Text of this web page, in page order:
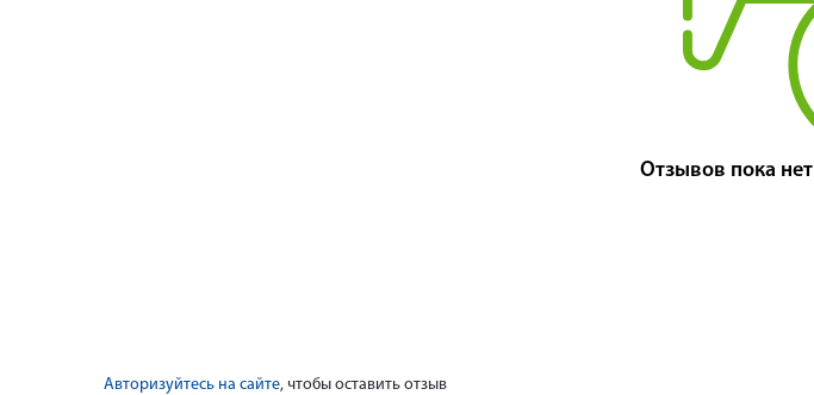
Отзывов пока нет
Авторизуйтесь на сайте, чтобы оставить отзыв